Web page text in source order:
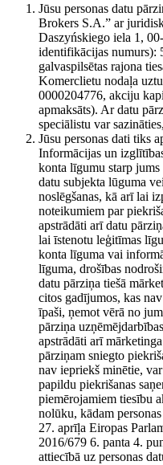
Jūsu personas datu
Brokers S.A.” ar
Daszyńskiego iela 1,
identifikācijas numurs):
galvaspilsētas rajona
Komerclietu nodaļa
0000204776, akciju
apmaksāts). Ar datu
speciālistu var
Jūsu personas dati tiks
Informācijas un
konta līgumu starp
datu subjekta lūguma
noslēgšanas, kā arī lai
noteikumiem par
apstrādāti arī datu
lai īstenotu leģitīmas
konta līguma vai
līguma, drošības
datu pārziņa tiešā
citos gadījumos, kas
īpaši, ņemot vērā no
pārziņa
apstrādāti arī
pārziņam sniegto
nav iepriekš minētie,
papildu piekrišanas
piemērojamiem tiesību
nolūku, kādam
27. aprīļa Eiropas
2016/679 6. panta 4.
attiecībā uz personas